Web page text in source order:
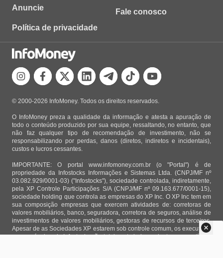
Anuncie
Política de privacidade
Fale conosco
© 2000-2026 InfoMoney. Todos os direitos reservados.
O InfoMoney preza a qualidade da informação e atesta a apuração de
todo o conteúdo produzido por sua equipe, ressaltando, no entanto, que
não faz qualquer tipo de recomendação de investimento, não se
responsabilizando por perdas, danos (diretos, indiretos e incidentais),
custos e lucros cessantes.
IMPORTANTE: O portal www.infomoney.com.br (o "Portal") é de
propriedade da Infostocks Informações e Sistemas Ltda. (CNPJ/MF nº
03.082.929/0001-03) ("Infostocks"), sociedade controlada, indiretamente,
pela XP Controle Participações S/A (CNPJ/MF nº 09.163.677/0001-15),
sociedade holding que controla as empresas do XP Inc. O XP Inc tem em
sua composição empresas que exercem atividades de: corretoras de
valores mobiliários, banco, seguradora, corretora de seguros, análise de
investimentos de valores mobiliários, gestoras de recursos de terceiros.
Apesar de as Sociedades XP estarem sob controle comum, os executivos
responsáveis pela Infostocks são totalmente independentes e as notícias,